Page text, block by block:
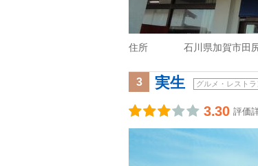
住所 石川県加賀市田
3 実生 グルメ・レストラ
3.30 評価